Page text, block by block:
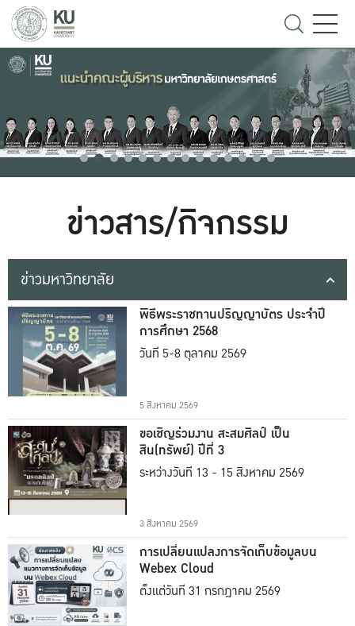
ข่าวสาร/กิจกรรม
ข่าวมหาวิทยาลัย
พิธีพระราชทานปริญญาบัตร ประจำปี
การศึกษา 2568
วันที่ 5-8 ตุลาคม 2569
5 สิงหาคม 2569
ขอเชิญร่วมงาน สะสมศิลป์ เป็น
สิน(ทรัพย์) ปีที่ 3
ระหว่างวันที่ 13 - 15 สิงหาคม 2569
3 สิงหาคม 2569
การเปลี่ยนแปลงการจัดเก็บข้อมูลบน
Webex Cloud
ตั้งแต่วันที่ 31 กรกฎาคม 2569